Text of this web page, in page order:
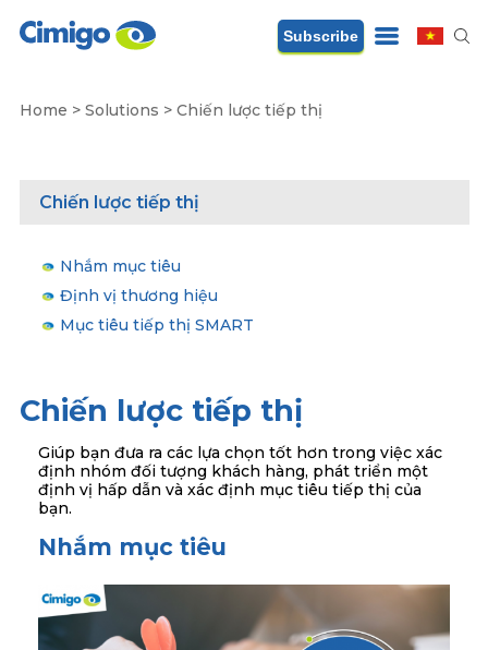
Subscribe
Home > Solutions > Chiến lược tiếp thị
Chiến lược tiếp thị
Nhắm mục tiêu
Định vị thương hiệu
Mục tiêu tiếp thị SMART
Chiến lược tiếp thị
Giúp bạn đưa ra các lựa chọn tốt hơn trong việc xác
định nhóm đối tượng khách hàng, phát triển một
định vị hấp dẫn và xác định mục tiêu tiếp thị của
bạn.
Nhắm mục tiêu